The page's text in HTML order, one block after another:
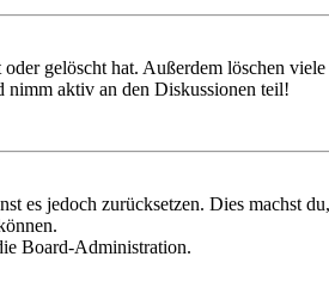
gelöscht hat. Außerdem löschen
nimm aktiv an den Diskussionen teil!
jedoch zurücksetzen. Dies machst
Board-Administration.